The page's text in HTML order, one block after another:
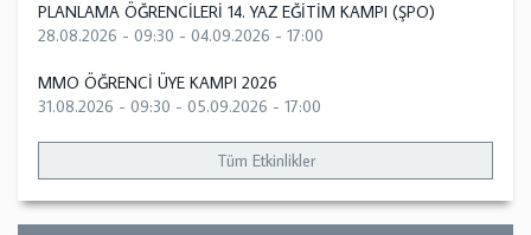
PLANLAMA ÖĞRENCİLERİ 14. YAZ EĞİTİM KAMPI (ŞPO)
28.08.2026 - 09:30 - 04.09.2026 - 17:00
MMO ÖĞRENCİ ÜYE KAMPI 2026
31.08.2026 - 09:30 - 05.09.2026 - 17:00
Tüm Etkinlikler